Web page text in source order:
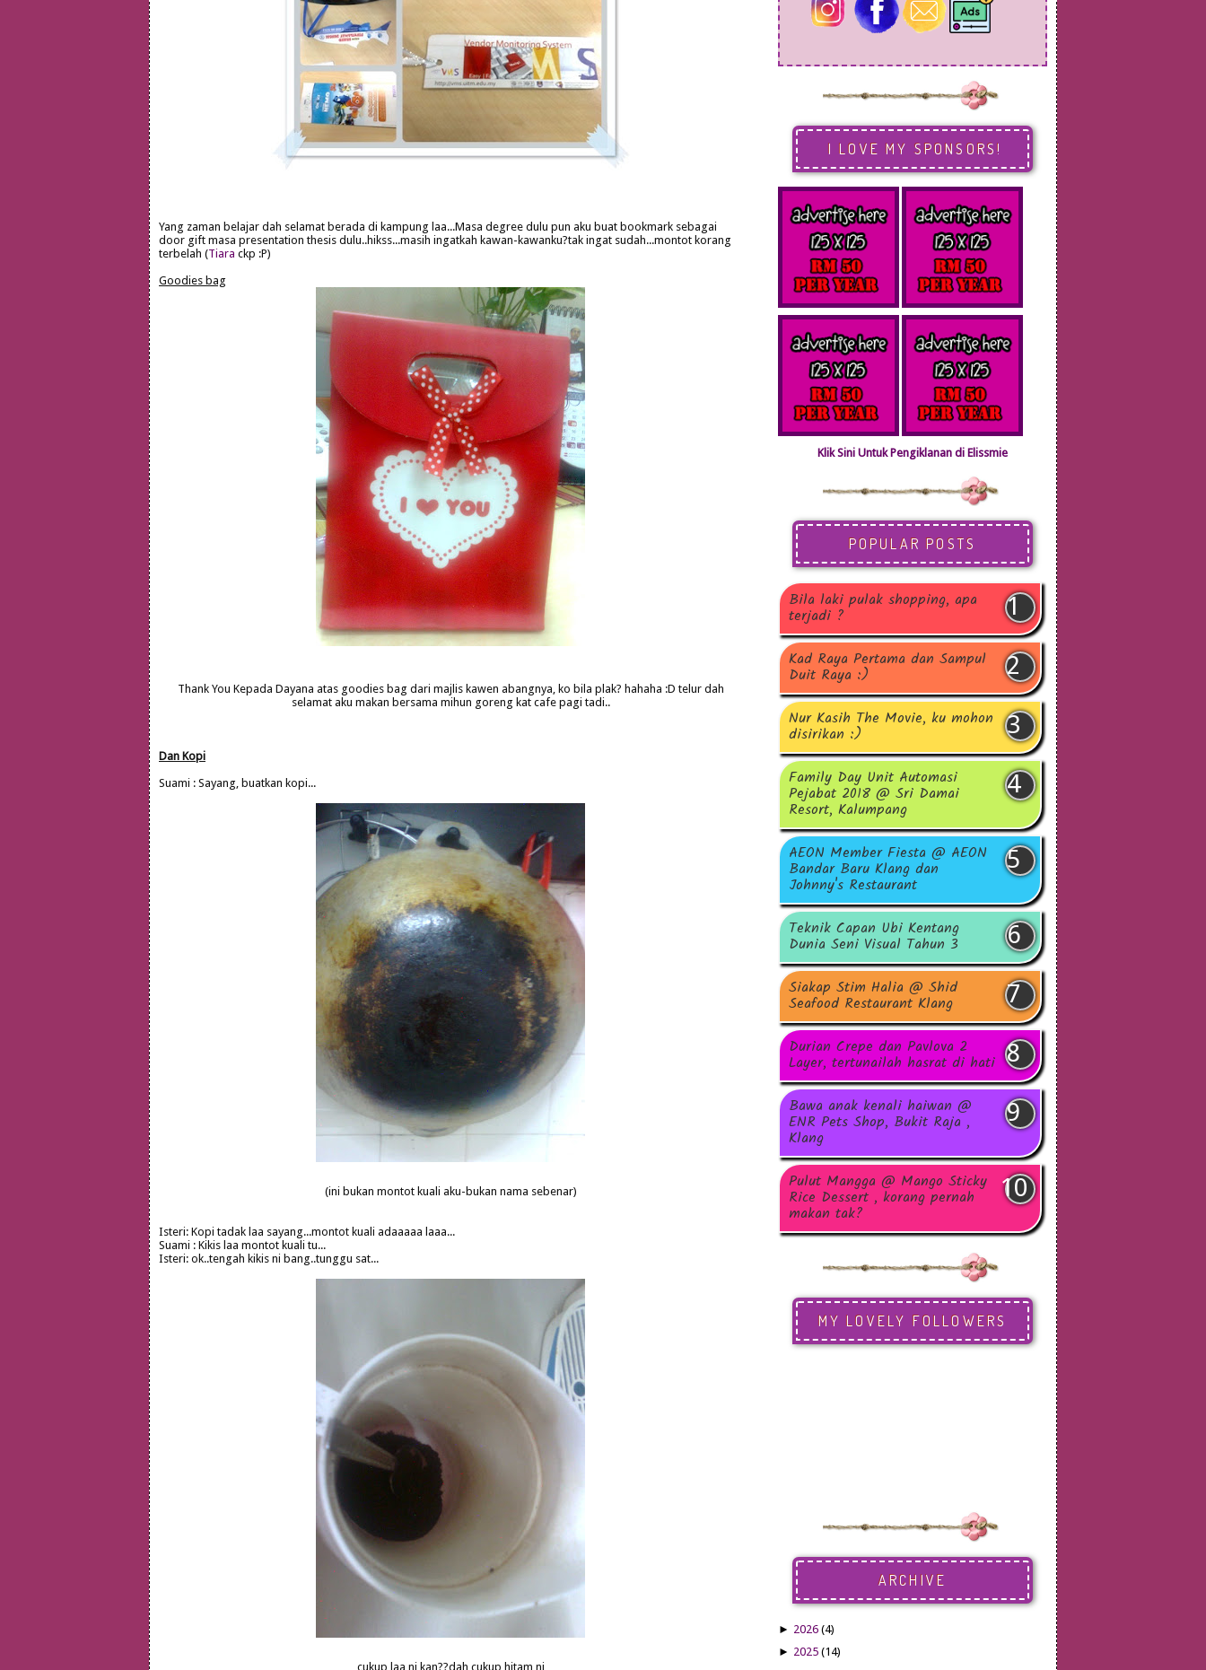
Yang zaman belajar dah selamat berada di kampung laa...Masa degree dulu pun aku buat bookmark sebagai
door gift masa presentation thesis dulu..hikss...masih ingatkah kawan-kawanku?tak ingat sudah...montot korang
terbelah (Tiara ckp :P)
Goodies bag
Thank You Kepada Dayana atas goodies bag dari majlis kawen abangnya, ko bila plak? hahaha :D telur dah
selamat aku makan bersama mihun goreng kat cafe pagi tadi..
Dan Kopi
Suami : Sayang, buatkan kopi...
(ini bukan montot kuali aku-bukan nama sebenar)
Isteri: Kopi tadak laa sayang...montot kuali adaaaaa laaa...
Suami : Kikis laa montot kuali tu...
Isteri: ok..tengah kikis ni bang..tunggu sat...
cukup laa ni kan??dah cukup hitam ni
I LOVE MY SPONSORS!
Klik Sini Untuk Pengiklanan di Elissmie
POPULAR POSTS
Bila laki pulak shopping, apa
terjadi ?
Kad Raya Pertama dan Sampul
Duit Raya :)
Nur Kasih The Movie, ku mohon
disirikan :)
Family Day Unit Automasi
Pejabat 2018 @ Sri Damai
Resort, Kalumpang
AEON Member Fiesta @ AEON
Bandar Baru Klang dan
Johnny's Restaurant
Teknik Capan Ubi Kentang
Dunia Seni Visual Tahun 3
Siakap Stim Halia @ Shid
Seafood Restaurant Klang
Durian Crepe dan Pavlova 2
Layer, tertunailah hasrat di hati
Bawa anak kenali haiwan @
ENR Pets Shop, Bukit Raja ,
Klang
Pulut Mangga @ Mango Sticky
Rice Dessert , korang pernah
makan tak?
MY LOVELY FOLLOWERS
ARCHIVE
► 2026 (4)
► 2025 (14)